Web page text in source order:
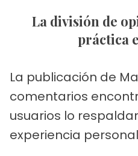
La división de opiniones sobre su
práctica
La publicación de
comentarios
usuarios lo
experiencia